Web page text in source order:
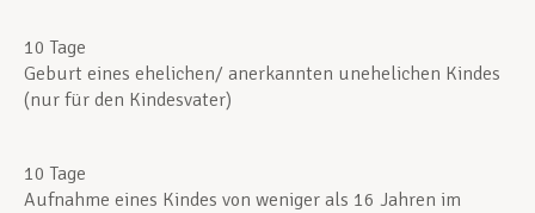
10 Tage
Geburt eines ehelichen/ anerkannten unehelichen Kindes
(nur für den Kindesvater)
10 Tage
Aufnahme eines Kindes von weniger als 16 Jahren im